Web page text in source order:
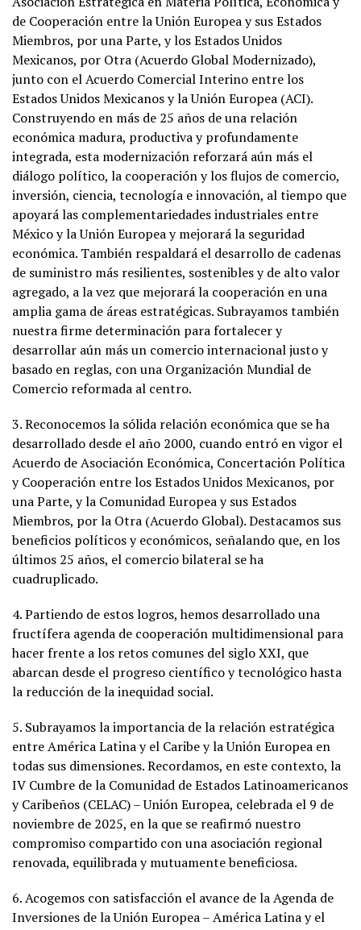
de Cooperación entre la Unión Europea y sus Estados
Miembros, por una Parte, y los Estados Unidos
Mexicanos, por Otra (Acuerdo Global Modernizado),
junto con el Acuerdo Comercial Interino entre los
Estados Unidos Mexicanos y la Unión Europea (ACI).
Construyendo en más de 25 años de una relación
económica madura, productiva y profundamente
integrada, esta modernización reforzará aún más el
diálogo político, la cooperación y los flujos de comercio,
inversión, ciencia, tecnología e innovación, al tiempo que
apoyará las complementariedades industriales entre
México y la Unión Europea y mejorará la seguridad
económica. También respaldará el desarrollo de cadenas
de suministro más resilientes, sostenibles y de alto valor
agregado, a la vez que mejorará la cooperación en una
amplia gama de áreas estratégicas. Subrayamos también
nuestra firme determinación para fortalecer y
desarrollar aún más un comercio internacional justo y
basado en reglas, con una Organización Mundial de
Comercio reformada al centro.
3. Reconocemos la sólida relación económica que se ha
desarrollado desde el año 2000, cuando entró en vigor el
Acuerdo de Asociación Económica, Concertación Política
y Cooperación entre los Estados Unidos Mexicanos, por
una Parte, y la Comunidad Europea y sus Estados
Miembros, por la Otra (Acuerdo Global). Destacamos sus
beneficios políticos y económicos, señalando que, en los
últimos 25 años, el comercio bilateral se ha
cuadruplicado.
4. Partiendo de estos logros, hemos desarrollado una
fructífera agenda de cooperación multidimensional para
hacer frente a los retos comunes del siglo XXI, que
abarcan desde el progreso científico y tecnológico hasta
la reducción de la inequidad social.
5. Subrayamos la importancia de la relación estratégica
entre América Latina y el Caribe y la Unión Europea en
todas sus dimensiones. Recordamos, en este contexto, la
IV Cumbre de la Comunidad de Estados Latinoamericanos
y Caribeños (CELAC) – Unión Europea, celebrada el 9 de
noviembre de 2025, en la que se reafirmó nuestro
compromiso compartido con una asociación regional
renovada, equilibrada y mutuamente beneficiosa.
6. Acogemos con satisfacción el avance de la Agenda de
Inversiones de la Unión Europea – América Latina y el